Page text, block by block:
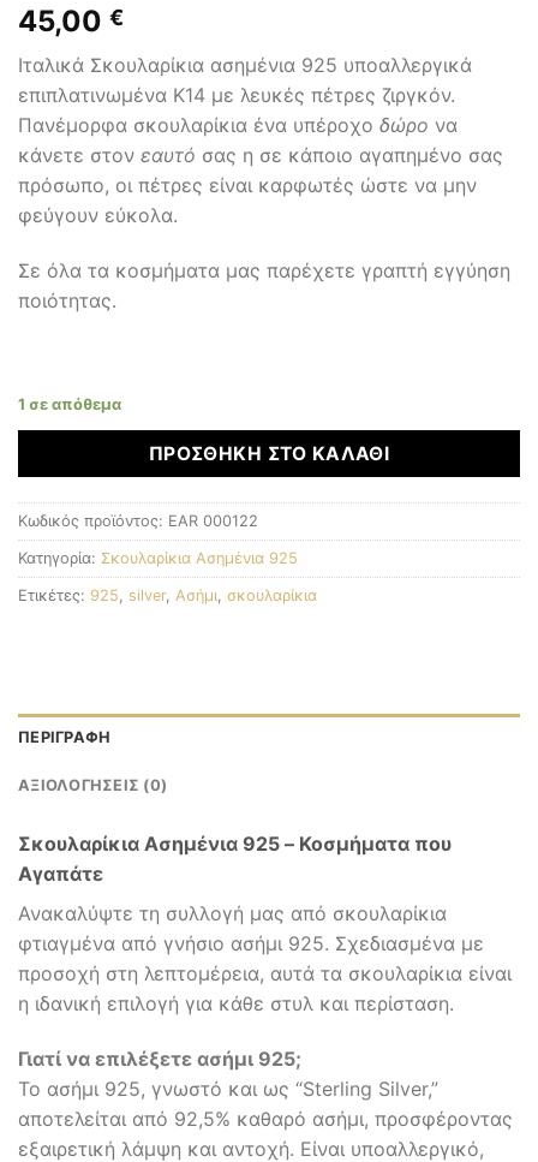
45,00 €
Ιταλικά Σκουλαρίκια ασημένια 925 υποαλλεργικά
επιπλατινωμένα Κ14 με λευκές πέτρες ζιργκόν.
Πανέμορφα σκουλαρίκια ένα υπέροχο δώρο να
κάνετε στον εαυτό σας η σε κάποιο αγαπημένο σας
πρόσωπο, οι πέτρες είναι καρφωτές ώστε να μην
φεύγουν εύκολα.
Σε όλα τα κοσμήματα μας παρέχετε γραπτή εγγύηση
ποιότητας.
1 σε απόθεμα
ΠΡΟΣΘΉΚΗ ΣΤΟ ΚΑΛΆΘΙ
Κωδικός προϊόντος: EAR 000122
Κατηγορία: Σκουλαρίκια Ασημένια 925
Ετικέτες: 925, silver, Ασήμι, σκουλαρίκια
ΠΕΡΙΓΡΑΦΉ
ΑΞΙΟΛΟΓΉΣΕΙΣ (0)
Σκουλαρίκια Ασημένια 925 – Κοσμήματα που
Αγαπάτε
Ανακαλύψτε τη συλλογή μας από σκουλαρίκια
φτιαγμένα από γνήσιο ασήμι 925. Σχεδιασμένα με
προσοχή στη λεπτομέρεια, αυτά τα σκουλαρίκια είναι
η ιδανική επιλογή για κάθε στυλ και περίσταση.
Γιατί να επιλέξετε ασήμι 925;
Το ασήμι 925, γνωστό και ως “Sterling Silver,”
αποτελείται από 92,5% καθαρό ασήμι, προσφέροντας
εξαιρετική λάμψη και αντοχή. Είναι υποαλλεργικό,